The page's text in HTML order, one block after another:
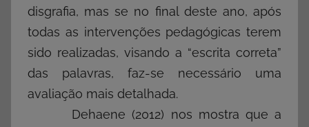
disgrafia, mas se no final deste ano, após
todas as intervenções pedagógicas terem
sido realizadas, visando a “escrita correta”
das palavras, faz-se necessário uma
avaliação mais detalhada.
Dehaene (2012) nos mostra que a